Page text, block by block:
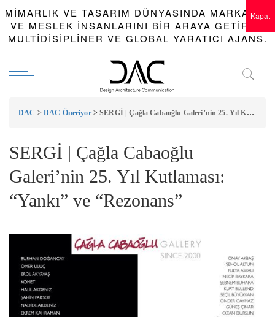
MIMARLIK VE TASARIM DÜNYASINDA MARKALAR
VE MESLEK INSANLARINI BIR ARAYA GETIREN
MULTIDISIPLINER VE GLOBAL YARATICI AJANS.
DAC > DAC Öneriyor>SERGİ | Çağla Cabaoğlu Galeri’nin 25. Yıl Kutlaması: “Yankı” ve “Rezonans”
SERGİ | Çağla Cabaoğlu
Galeri’nin 25. Yıl Kutlaması:
“Yankı” ve “Rezonans”
Kapat